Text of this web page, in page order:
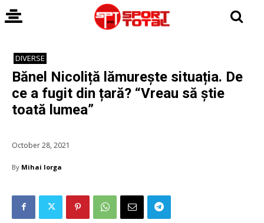
DIVERSE
Bănel Nicoliță lămurește situația. De
ce a fugit din țară? “Vreau să știe
toată lumea”
October 28, 2021
By Mihai Iorga